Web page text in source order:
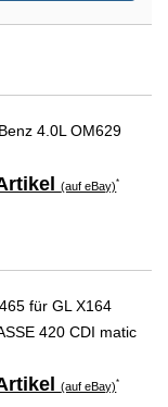
4.0L OM629
(auf eBay)*
für GL X164
420 CDI matic
(auf eBay)*